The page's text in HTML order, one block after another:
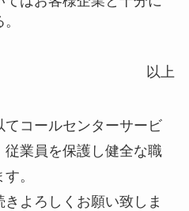
以上
コールセンターサービ
業員を保護し健全な職
。
よろしくお願い致しま